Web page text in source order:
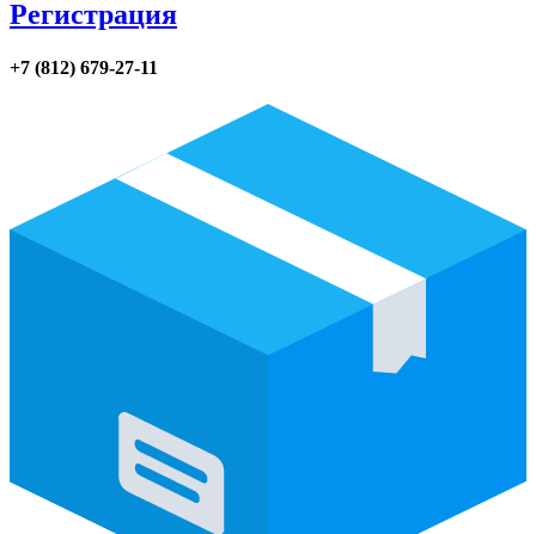
Регистрация
+7 (812) 679-27-11